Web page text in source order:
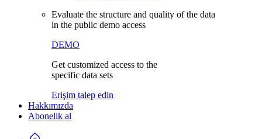
Evaluate the structure and quality of the data
in the public demo access
DEMO
Get customized access to the
specific data sets
Erişim talep edin
Hakkımızda
Abonelik al